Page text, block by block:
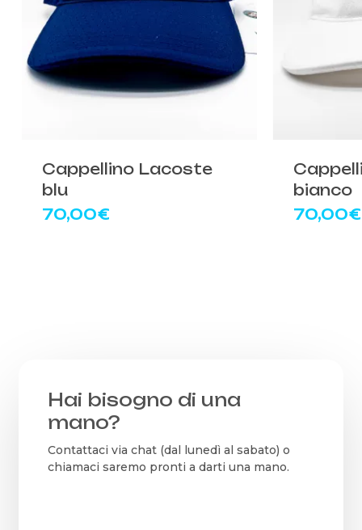
Cappellino Lacoste
blu
70,00€
bianco
70,00€
Hai bisogno di una
mano?
Contattaci via chat (dal lunedì al sabato) o
chiamaci saremo pronti a darti una mano.